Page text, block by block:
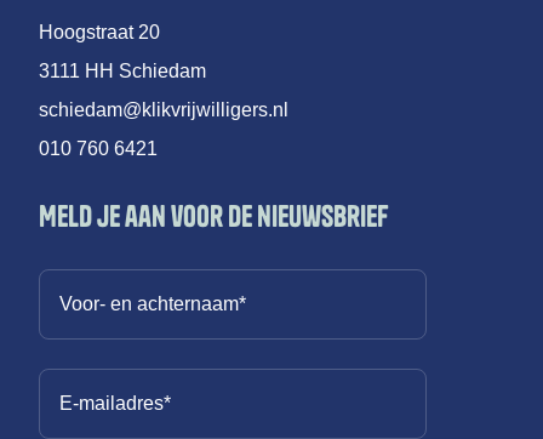
Hoogstraat 20
3111 HH Schiedam
schiedam@klikvrijwilligers.nl
010 760 6421
Meld je aan voor de nieuwsbrief